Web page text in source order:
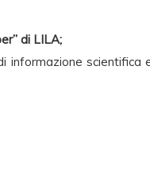
di LILA;
informazione scientifica